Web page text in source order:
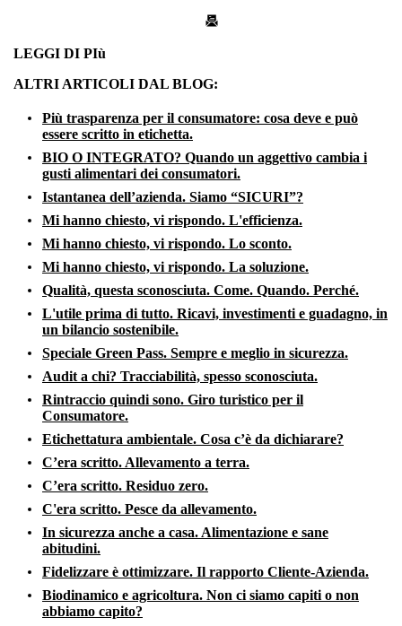
LEGGI DI PIù
ALTRI ARTICOLI DAL BLOG:
Più trasparenza per il consumatore: cosa deve e può
essere scritto in etichetta.
BIO O INTEGRATO? Quando un aggettivo cambia i
gusti alimentari dei consumatori.
Istantanea dell’azienda. Siamo “SICURI”?
Mi hanno chiesto, vi rispondo. L'efficienza.
Mi hanno chiesto, vi rispondo. Lo sconto.
Mi hanno chiesto, vi rispondo. La soluzione.
Qualità, questa sconosciuta. Come. Quando. Perché.
L'utile prima di tutto. Ricavi, investimenti e guadagno, in
un bilancio sostenibile.
Speciale Green Pass. Sempre e meglio in sicurezza.
Audit a chi? Tracciabilità, spesso sconosciuta.
Rintraccio quindi sono. Giro turistico per il
Consumatore.
Etichettatura ambientale. Cosa c’è da dichiarare?
C’era scritto. Allevamento a terra.
C’era scritto. Residuo zero.
C'era scritto. Pesce da allevamento.
In sicurezza anche a casa. Alimentazione e sane
abitudini.
Fidelizzare è ottimizzare. Il rapporto Cliente-Azienda.
Biodinamico e agricoltura. Non ci siamo capiti o non
abbiamo capito?